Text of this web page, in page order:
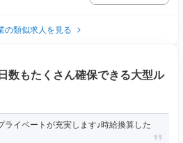
の類似求人を見る
数もたくさん確保できる大型ル
ライベートが充実します♪時給換算した